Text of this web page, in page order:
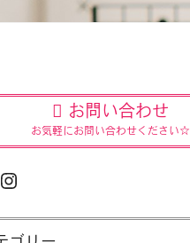
お問い合わせ
お気軽にお問い合わせください☆
Instagram